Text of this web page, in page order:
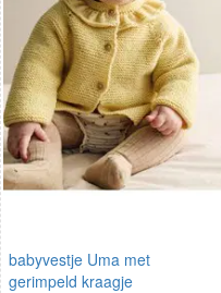
babyvestje Uma met
gerimpeld kraagje